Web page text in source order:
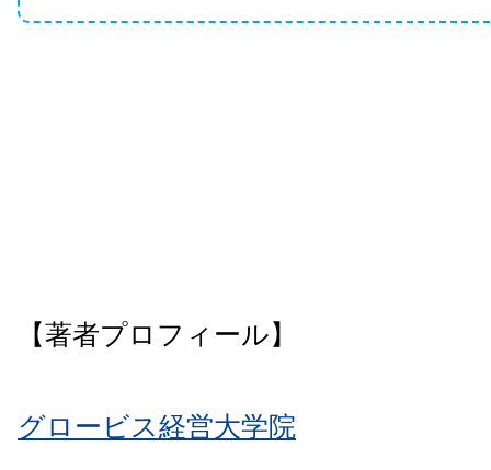
【著者プロフィール】
グロービス経営大学院